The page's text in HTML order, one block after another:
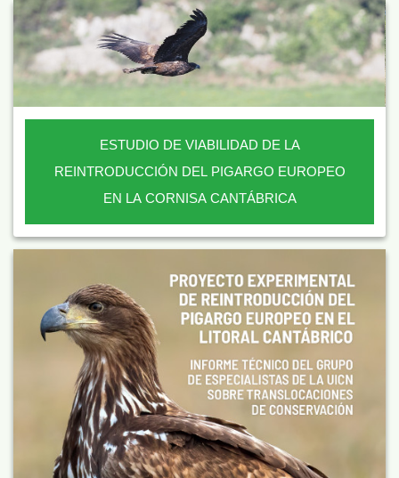
ESTUDIO DE VIABILIDAD DE LA
REINTRODUCCIÓN DEL PIGARGO EUROPEO
EN LA CORNISA CANTÁBRICA